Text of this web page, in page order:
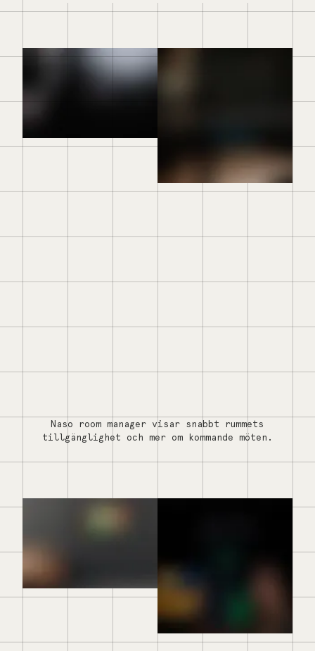
Naso room manager visar snabbt rummets
tillgänglighet och mer om kommande möten.